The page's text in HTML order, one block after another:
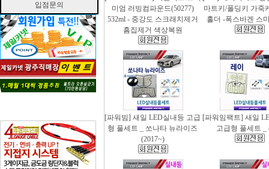
입점문의
미엄 러빙컴파운드(50277)
532ml - 중강도 스크래치제거
흠집제거 색상복원
마트키/폴딩키 가죽
홀더 -폭스바겐 스
[파워빔] 새일 LED실내등 고급
형 풀세트 _ 쏘나타 뉴라이즈
(2017~)
[파워임팩트] 새일
고급형 풀세트 _